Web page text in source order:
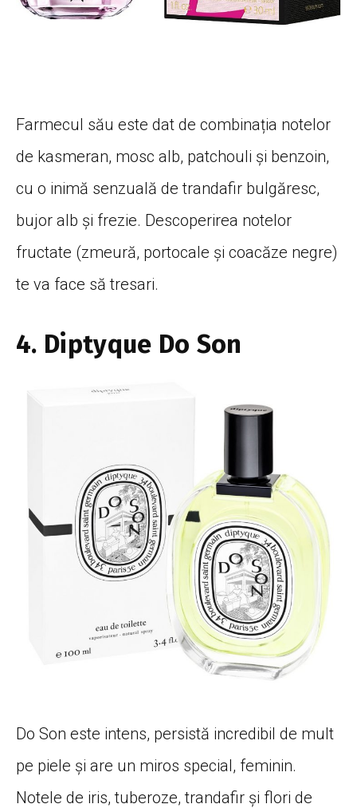
Farmecul său este dat de combinația notelor
de kasmeran, mosc alb, patchouli și benzoin,
cu o inimă senzuală de trandafir bulgăresc,
bujor alb și frezie. Descoperirea notelor
fructate (zmeură, portocale și coacăze negre)
te va face să tresari.
4. Diptyque Do Son
Do Son este intens, persistă incredibil de mult
pe piele și are un miros special, feminin.
Notele de iris, tuberoze, trandafir și flori de